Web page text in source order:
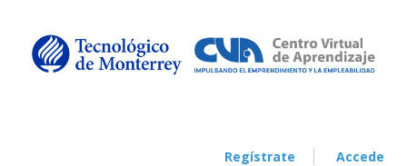
Regístrate Accede